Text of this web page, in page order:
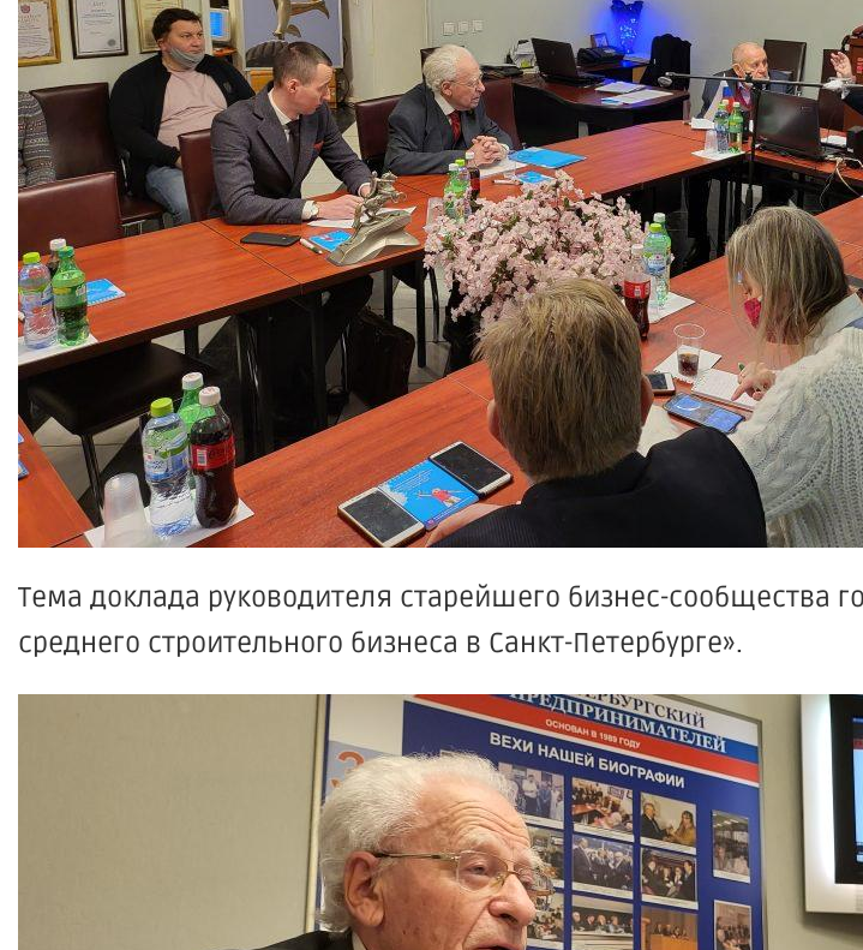
Тема доклада руководителя старейшего бизнес-сообщества
среднего строительного бизнеса в Санкт-Петербурге».